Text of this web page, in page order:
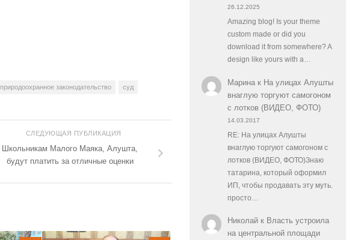
природоохранное законодательство суд
СЛЕДУЮЩАЯ ПУБЛИКАЦИЯ
Школьникам Малого Маяка, Алушта,
будут платить за отличные оценки
26.12.2025
Amazing blog! Is your theme
custom made or did you
download it from somewhere? A
design like yours with a…
Маринак На улицах Алушты
внаглую торгуют самогоном
с лотков (ВИДЕО, ФОТО)
14.03.2017
RE: На улицах Алушты
внаглую торгуют самогоном с
лотков (ВИДЕО, ФОТО)Знаю
татарина, который оформил
ИП, чтобы продавать эту муть.
просто…
Николайк Власть устроила
на центральной площади